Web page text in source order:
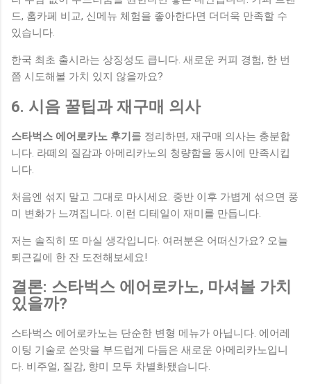
드, 홈카페 비교, 신메뉴 체험을 좋아한다면 더더욱 만족할 수
있습니다.
한국 최초 출시라는 상징성도 큽니다. 새로운 커피 경험, 한 번
쯤 시도해볼 가치 있지 않을까요?
6. 시음 꿀팁과 재구매 의사
스타벅스 에어로카노 후기 를 정리하면, 재구매 의사는 충분합
니다. 라떼의 질감과 아메리카노의 청량함을 동시에 만족시킵
니다.
처음엔 섞지 말고 그대로 마시세요. 중반 이후 가볍게 섞으면 풍
미 변화가 느껴집니다. 이런 디테일이 재미를 만듭니다.
저는 솔직히 또 마실 생각입니다. 여러분은 어떠신가요? 오늘
퇴근길에 한 잔 도전해보세요!
결론: 스타벅스 에어로카노, 마셔볼 가치
있을까?
스타벅스 에어로카노는 단순한 변형 메뉴가 아닙니다. 에어레
이팅 기술로 쓴맛을 부드럽게 다듬은 새로운 아메리카노입니
다. 비주얼, 질감, 향미 모두 차별화됐습니다.